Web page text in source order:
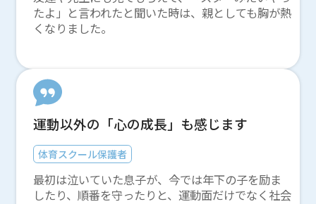
たよ」と言われたと聞いた時は、親としても胸が熱
くなりました。
運動以外の「心の成長」も感じます
体育スクール保護者
最初は泣いていた息子が、今では年下の子を励ま
したり、順番を守ったりと、運動面だけでなく社会